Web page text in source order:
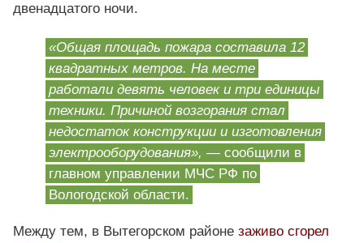
двенадцатого ночи.
«Общая площадь пожара составила 12
квадратных метров. На месте
работали девять человек и три единицы
техники. Причиной возгорания стал
недостаток конструкции и изготовления
электрооборудования», — сообщили в
главном управлении МЧС РФ по
Вологодской области.
Между тем, в Вытегорском районе заживо сгорел